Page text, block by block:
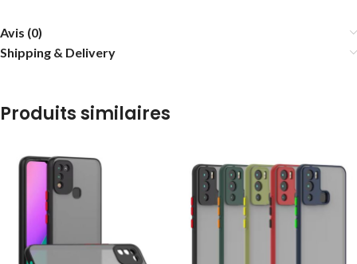
Avis (0)
Shipping & Delivery
Produits similaires